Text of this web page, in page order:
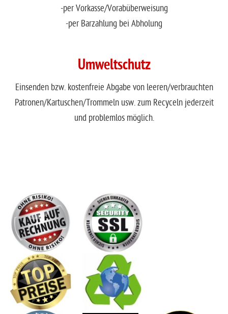
-per Vorkasse/Vorabüberweisung
-per Barzahlung bei Abholung
Umweltschutz
Einsenden bzw. kostenfreie Abgabe von leeren/verbrauchten
Patronen/Kartuschen/Trommeln usw. zum Recyceln jederzeit
und problemlos möglich.